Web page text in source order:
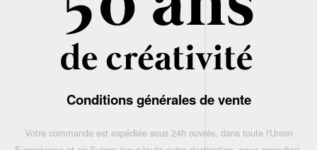
Conditions générales de vente
Votre commande est expédiée sous 24h ouvrés, dans toute l'Union